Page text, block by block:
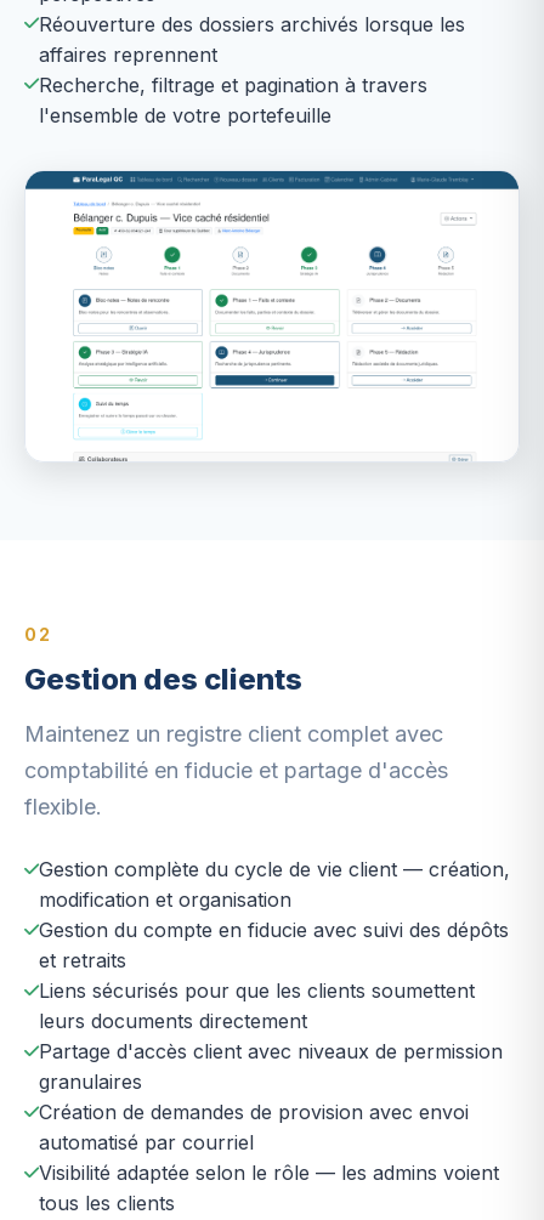
Réouverture des dossiers archivés lorsque les
affaires reprennent
Recherche, filtrage et pagination à travers
l'ensemble de votre portefeuille
02
Gestion des clients
Maintenez un registre client complet avec
comptabilité en fiducie et partage d'accès
flexible.
Gestion complète du cycle de vie client — création,
modification et organisation
Gestion du compte en fiducie avec suivi des dépôts
et retraits
Liens sécurisés pour que les clients soumettent
leurs documents directement
Partage d'accès client avec niveaux de permission
granulaires
Création de demandes de provision avec envoi
automatisé par courriel
Visibilité adaptée selon le rôle — les admins voient
tous les clients